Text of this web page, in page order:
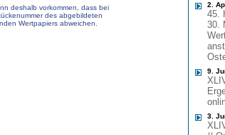
deshalb vorkommen, dass bei
des abgebildeten
Wertpapiers abweichen.
2.
45.
30.
9.
3.